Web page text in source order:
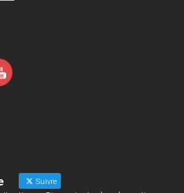
Suivre